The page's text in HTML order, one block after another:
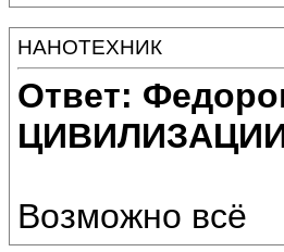
НАНОТЕХНИК
Ответ:
ЦИВИЛИЗАЦИИ
Возможно всё